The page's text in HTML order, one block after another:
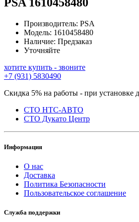
Производитель: PSA
Модель: 1610458480
Наличие: Предзаказ
Уточняйте
хотите купить - звоните
+7 (931) 5830490
Скидка 5% на работы - при установке
СТО НТС-АВТО
СТО Дукато Центр
Информация
О нас
Доставка
Политика Безопасности
Пользовательское соглашение
Служба поддержки